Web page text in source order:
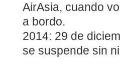
AirAsia, cuando
a bordo.
2014: 29 de
se suspende sin